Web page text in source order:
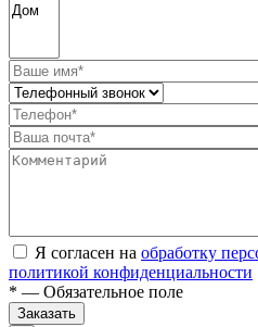
Я согласен на обработку
политикой конфиденциальности
* — Обязательное поле
Заказать